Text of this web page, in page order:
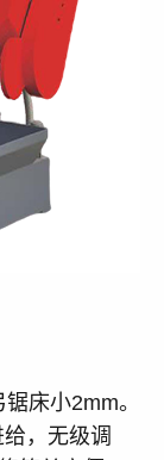
床小2mm。
，无级调